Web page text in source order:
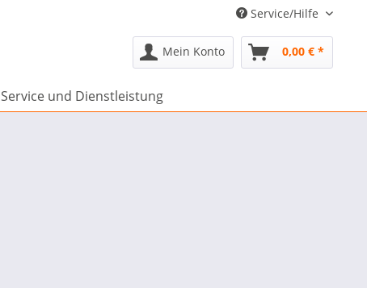
Service/Hilfe
Mein Konto 0,00 € *
Service und Dienstleistung